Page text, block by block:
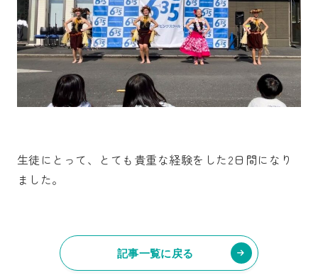
生徒にとって、とても貴重な経験をした2日間になり
ました。
記事一覧に戻る